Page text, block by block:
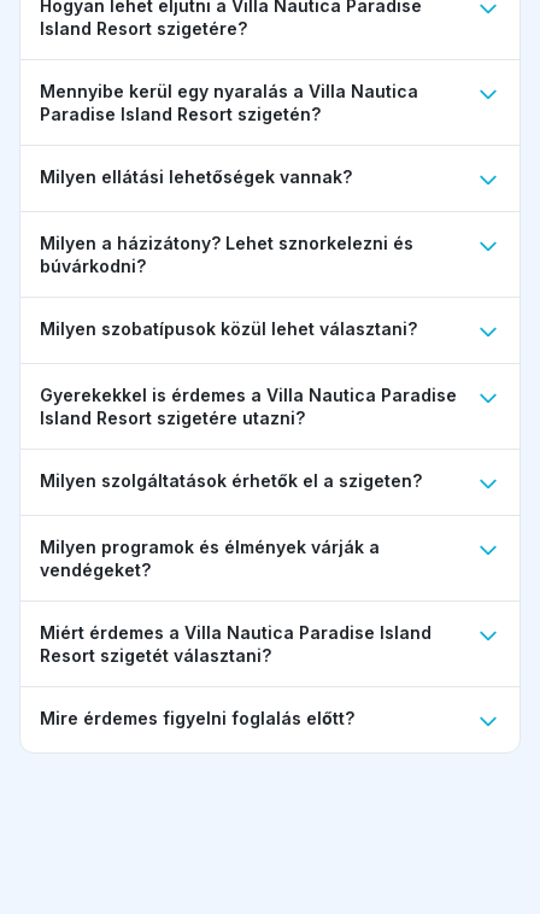
Hogyan lehet eljutni a Villa Nautica Paradise
Island Resort szigetére?
Mennyibe kerül egy nyaralás a Villa Nautica
Paradise Island Resort szigetén?
Milyen ellátási lehetőségek vannak?
Milyen a házizátony? Lehet sznorkelezni és
búvárkodni?
Milyen szobatípusok közül lehet választani?
Gyerekekkel is érdemes a Villa Nautica Paradise
Island Resort szigetére utazni?
Milyen szolgáltatások érhetők el a szigeten?
Milyen programok és élmények várják a
vendégeket?
Miért érdemes a Villa Nautica Paradise Island
Resort szigetét választani?
Mire érdemes figyelni foglalás előtt?